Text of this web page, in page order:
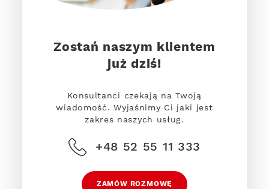
Zostań naszym klientem
już dziś!
Konsultanci czekają na Twoją
wiadomość. Wyjaśnimy Ci jaki jest
zakres naszych usług.
+48 52 55 11 333
ZAMÓW ROZMOWĘ